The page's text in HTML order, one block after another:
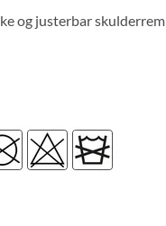
og justerbar skulderrem